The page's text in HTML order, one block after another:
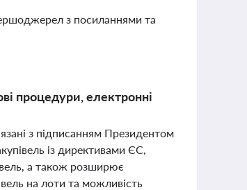
з посиланнями та
процедури, електронні
з підписанням Президентом
із директивами ЄС,
а також розширює
на лоти та можливість